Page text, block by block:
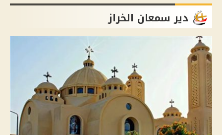
دير سمعان الخراز